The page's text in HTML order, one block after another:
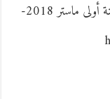
تم فتح الأرضية الرقمية لإيداع ملفات الترشح السنة أولى ماستر 2018-